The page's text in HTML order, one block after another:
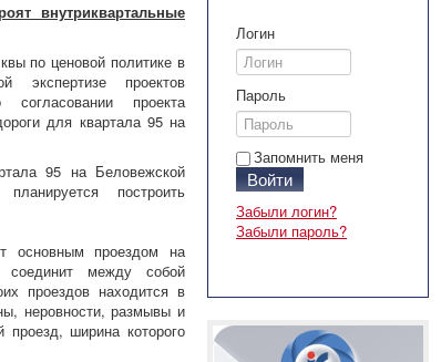
внутриквартальные
по ценовой политике в
экспертизе проектов
проекта
для квартала 95 на
95 на Беловежской
построить
основным проездом на
между собой
проездов находится в
неровности, размывы и
ширина которого
Логин
Пароль
Запомнить меня
Войти
Забыли логин?
Забыли пароль?